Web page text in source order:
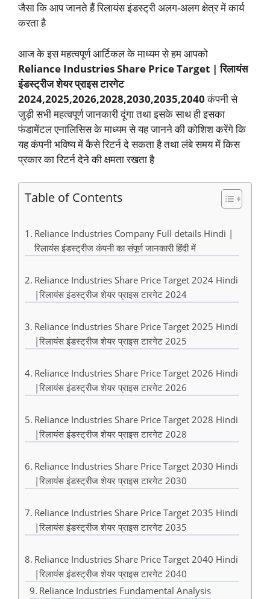
जैसा कि आप जानते हैं रिलायंस इंडस्ट्री अलग-अलग क्षेत्र में कार्य
करता है
आज के इस महत्वपूर्ण आर्टिकल के माध्यम से हम आपको
Reliance Industries Share Price Target | रिलायंस
इंडस्ट्रीज शेयर प्राइस टारगेट
2024,2025,2026,2028,2030,2035,2040कंपनी से
जुड़ी सभी महत्वपूर्ण जानकारी दूंगा तथा इसके साथ ही इसका
फंडामेंटल एनालिसिस के माध्यम से यह जानने की कोशिश करेंगे कि
यह कंपनी भविष्य में कैसे रिटर्न दे सकता है तथा लंबे समय में किस
प्रकार का रिटर्न देने की क्षमता रखता है
Table of Contents
Reliance Industries Company Full details Hindi |
रिलायंस इंडस्ट्रीज कंपनी का संपूर्ण जानकारी हिंदी में
Reliance Industries Share Price Target 2024 Hindi
|रिलायंस इंडस्ट्रीज शेयर प्राइस टारगेट 2024
Reliance Industries Share Price Target 2025 Hindi
|रिलायंस इंडस्ट्रीज शेयर प्राइस टारगेट 2025
Reliance Industries Share Price Target 2026 Hindi
|रिलायंस इंडस्ट्रीज शेयर प्राइस टारगेट 2026
Reliance Industries Share Price Target 2028 Hindi
|रिलायंस इंडस्ट्रीज शेयर प्राइस टारगेट 2028
Reliance Industries Share Price Target 2030 Hindi
|रिलायंस इंडस्ट्रीज शेयर प्राइस टारगेट 2030
Reliance Industries Share Price Target 2035 Hindi
|रिलायंस इंडस्ट्रीज शेयर प्राइस टारगेट 2035
Reliance Industries Share Price Target 2040 Hindi
|रिलायंस इंडस्ट्रीज शेयर प्राइस टारगेट 2040
Reliance Industries Fundamental Analysis